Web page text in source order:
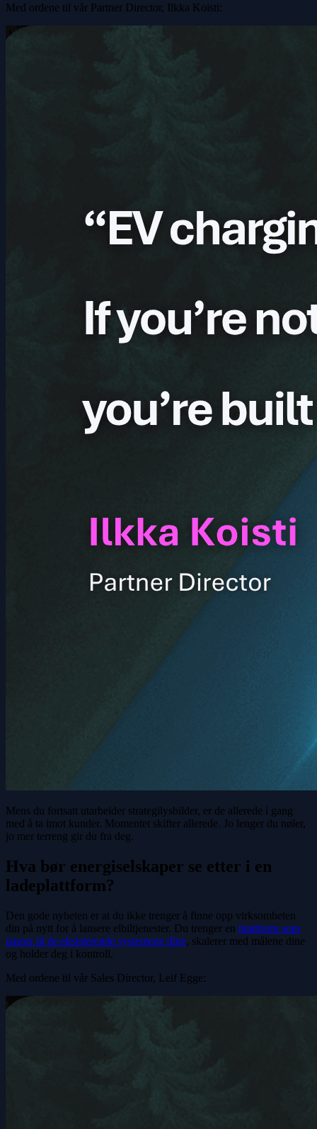
Med ordene til vår Partner Director, Ilkka Koisti:
Mens du fortsatt utarbeider strategilysbilder, er de allerede i gang
med å ta imot kunder. Momentet skifter allerede. Jo lenger du nøler,
jo mer terreng gir du fra deg.
Hva bør energiselskaper se etter i en
ladeplattform?
Den gode nyheten er at du ikke trenger å finne opp virksomheten
din på nytt for å lansere elbiltjenester. Du trenger en plattform som
passer til de eksisterende systemene dine, skalerer med målene dine
og holder deg i kontroll.
Med ordene til vår Sales Director, Leif Egge: